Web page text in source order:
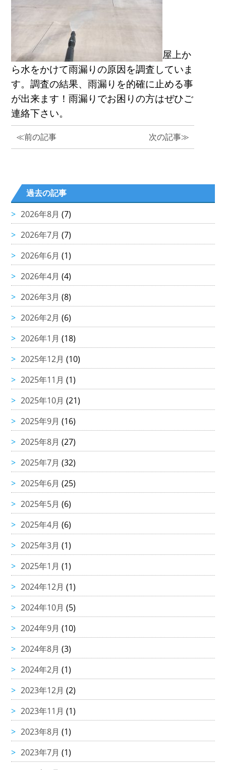
屋上か
ら水をかけて雨漏りの原因を調査していま
す。調査の結果、雨漏りを的確に止める事
が出来ます！雨漏りでお困りの方はぜひご
連絡下さい。
≪前の記事 次の記事≫
過去の記事
2026年8月 (7)
2026年7月 (7)
2026年6月 (1)
2026年4月 (4)
2026年3月 (8)
2026年2月 (6)
2026年1月 (18)
2025年12月 (10)
2025年11月 (1)
2025年10月 (21)
2025年9月 (16)
2025年8月 (27)
2025年7月 (32)
2025年6月 (25)
2025年5月 (6)
2025年4月 (6)
2025年3月 (1)
2025年1月 (1)
2024年12月 (1)
2024年10月 (5)
2024年9月 (10)
2024年8月 (3)
2024年2月 (1)
2023年12月 (2)
2023年11月 (1)
2023年8月 (1)
2023年7月 (1)